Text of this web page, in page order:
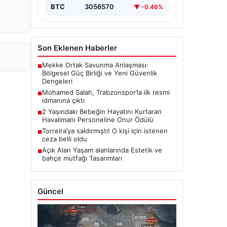
BTC 3056570 ▼ -0.46%
Son Eklenen Haberler
■Mekke Ortak Savunma Anlaşması:
Bölgesel Güç Birliği ve Yeni Güvenlik
Dengeleri
■Mohamed Salah, Trabzonspor’la ilk resmi
idmanına çıktı
■2 Yaşındaki Bebeğin Hayatını Kurtaran
Havalimanı Personeline Onur Ödülü
■Torreira’ya saldırmıştı! O kişi için istenen
ceza belli oldu
■Açık Alan Yaşam alanlarında Estetik ve
bahçe mutfağı Tasarımları
Güncel